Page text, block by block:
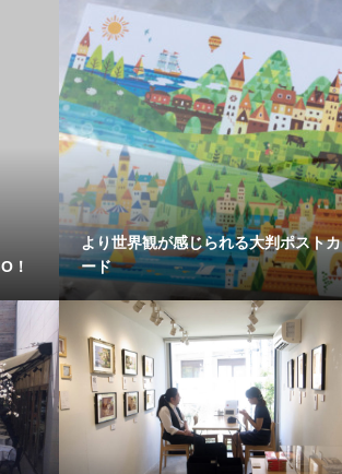
！
より世界観が感じられる大判ポストカ
ード